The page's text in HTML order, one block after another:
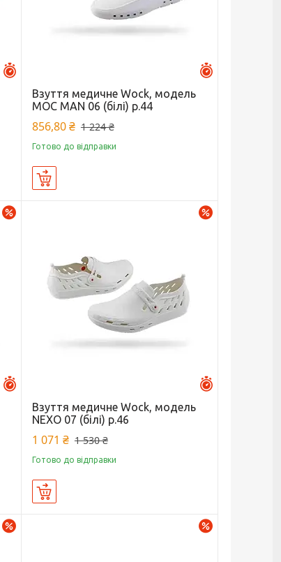
Взуття медичне Wock, модель
MOC MAN 06 (білі) р.44
856,80 ₴ 1 224 ₴
Готово до відправки
Взуття медичне Wock, модель
NEXO 07 (білі) р.46
1 071 ₴ 1 530 ₴
Готово до відправки